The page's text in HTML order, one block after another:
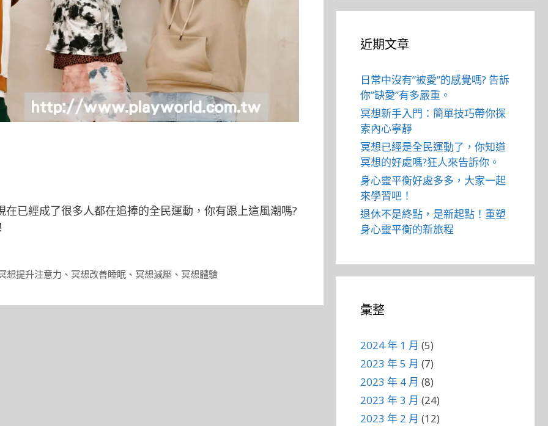
已經成了很多人都在追捧的全民運動，你有跟上這風潮嗎?
想提升注意力 、 冥想改善睡眠 、 冥想減壓 、 冥想體驗
近期文章
日常中沒有”被愛”的感覺嗎? 告訴
你”缺愛”有多嚴重。
冥想新手入門：簡單技巧帶你探
索內心寧靜
冥想已經是全民運動了，你知道
冥想的好處嗎?狂人來告訴你。
身心靈平衡好處多多，大家一起
來學習吧！
退休不是終點，是新起點！重塑
身心靈平衡的新旅程
彙整
2024 年 1 月 (5)
2023 年 5 月 (7)
2023 年 4 月 (8)
2023 年 3 月 (24)
2023 年 2 月 (12)